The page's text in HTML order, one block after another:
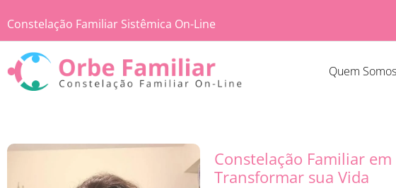
Constelação Familiar Sistêmica On-Line
Quem Somos
Constelação Familiar
Transformar sua Vida